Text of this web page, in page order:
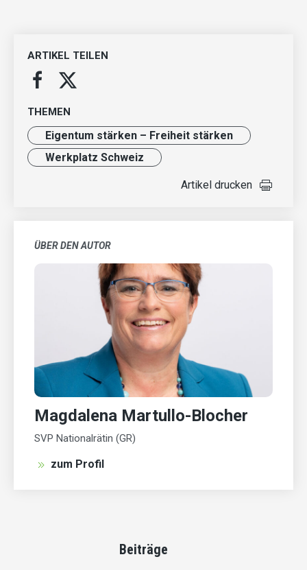
ARTIKEL TEILEN
THEMEN
Eigentum stärken – Freiheit stärken
Werkplatz Schweiz
Artikel drucken
ÜBER DEN AUTOR
Magdalena Martullo-Blocher
SVP Nationalrätin (GR)
zum Profil
Beiträge